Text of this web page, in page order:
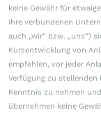
keine Gewähr für
ihre verbundenen
auch „wir“ bzw. „uns“)
Kursentwicklung von
empfehlen, vor jeder
Verfügung zu
Kenntnis zu nehmen
übernehmen keine